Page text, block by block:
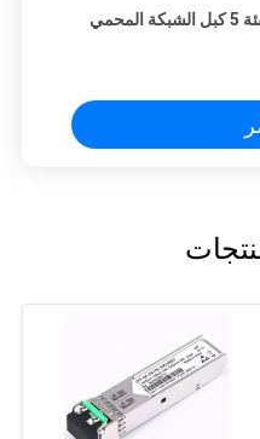
6.0 مم من الفئة 5 كبل الشبكة المحمي